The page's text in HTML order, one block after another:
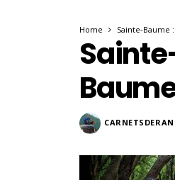
Home Sainte-Baume